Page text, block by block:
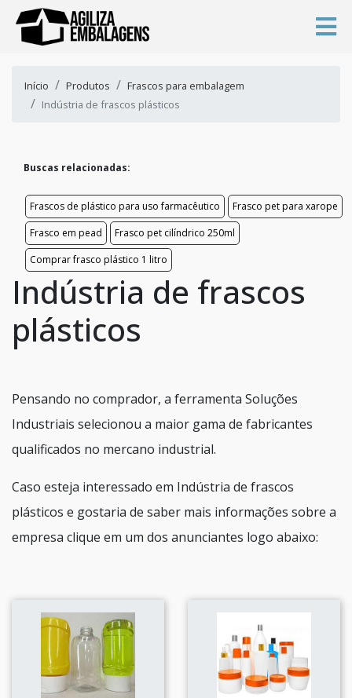
Início Produtos
Frascos para embalagem
Indústria de frascos plásticos
Buscas relacionadas:
Frascos de plástico para uso farmacêutico
Frasco pet para xarope
Frasco em pead
Frasco pet cilíndrico 250ml
Comprar frasco plástico 1 litro
Indústria de frascos
plásticos
Pensando no comprador, a ferramenta Soluções
Industriais selecionou a maior gama de fabricantes
qualificados no mercano industrial.
Caso esteja interessado em Indústria de frascos
plásticos e gostaria de saber mais informações sobre a
empresa clique em um dos anunciantes logo abaixo: